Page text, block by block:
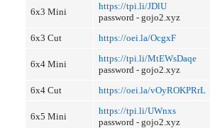
6x3 Mini
https://tpi.li/JDlU
password - gojo2.xyz
6x3 Cut
https://oei.la/OcgxF
6x4 Mini
https://tpi.li/MtEWsDaqe
password - gojo2.xyz
6x4 Cut
https://oei.la/vOyROKPRrL
6x5 Mini
https://tpi.li/UWnxs
password - gojo2.xyz